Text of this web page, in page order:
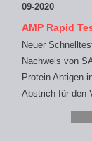
09-2020
AMP Rapid
Neuer
Nachweis von
Protein Antigen
Abstrich für den